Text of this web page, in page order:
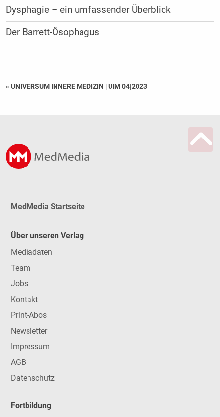
Dysphagie – ein umfassender Überblick
Der Barrett-Ösophagus
« UNIVERSUM INNERE MEDIZIN |UIM 04|2023
MedMedia Startseite
Über unseren Verlag
Mediadaten
Team
Jobs
Kontakt
Print-Abos
Newsletter
Impressum
AGB
Datenschutz
Fortbildung